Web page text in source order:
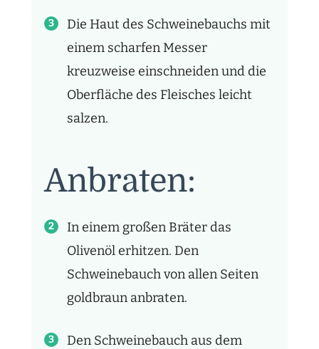
Die Haut des Schweinebauchs mit
einem scharfen Messer
kreuzweise einschneiden und die
Oberfläche des Fleisches leicht
salzen.
Anbraten:
In einem großen Bräter das
Olivenöl erhitzen. Den
Schweinebauch von allen Seiten
goldbraun anbraten.
Den Schweinebauch aus dem